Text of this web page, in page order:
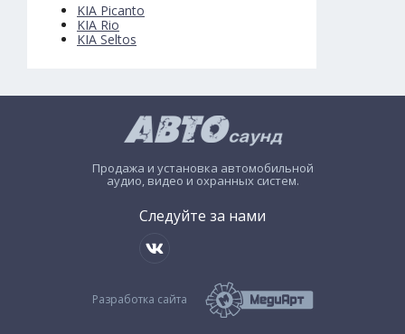
KIA Picanto
KIA Rio
KIA Seltos
Продажа и установка автомобильной
аудио, видео и охранных систем.
Следуйте за нами
Разработка сайта